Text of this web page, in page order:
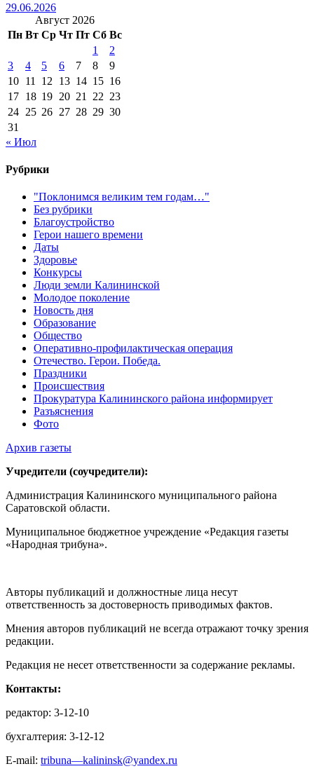
29.06.2026
Август 2026
Пн Вт Ср Чт Пт Сб Вс
1
2
3
4 5 6 7 8
9
10 11 12 13 14 15 16
17 18 19 20 21 22 23
24 25 26 27 28 29 30
31
« Июл
Рубрики
"Поклонимся великим тем годам…"
Без рубрики
Благоустройство
Герои нашего времени
Даты
Здоровье
Конкурсы
Люди земли Калининской
Молодое поколение
Новость дня
Образование
Общество
Оперативно-профилактическая операция
Отечество. Герои. Победа.
Праздники
Происшествия
Прокуратура Калининского района информирует
Разъяснения
Фото
Архив газеты
Учредители (соучредители):
Администрация Калининского муниципального района
Саратовской области.
Муниципальное бюджетное учреждение «Редакция газеты
«Народная трибуна».
Авторы публикаций и должностные лица несут
ответственность за достоверность приводимых фактов.
Мнения авторов публикаций не всегда отражают точку зрения
редакции.
Редакция не несет ответственности за содержание рекламы.
Контакты:
редактор: 3-12-10
бухгалтерия: 3-12-12
E-mail: tribuna—kalininsk@yandex.ru